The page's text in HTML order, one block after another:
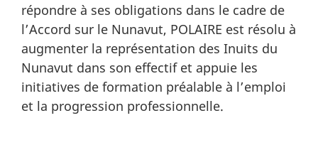
répondre à ses obligations dans le cadre de
l’Accord sur le Nunavut, POLAIRE est résolu à
augmenter la représentation des Inuits du
Nunavut dans son effectif et appuie les
initiatives de formation préalable à l’emploi
et la progression professionnelle.